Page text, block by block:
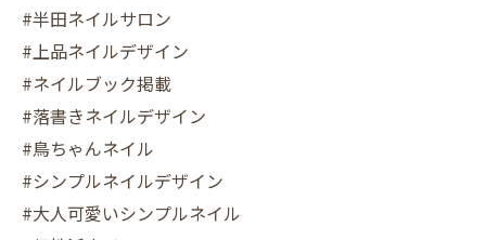
#半田ネイルサロン
#上品ネイルデザイン
#ネイルブック掲載
#落書きネイルデザイン
#鳥ちゃんネイル
#シンプルネイルデザイン
#大人可愛いシンプルネイル